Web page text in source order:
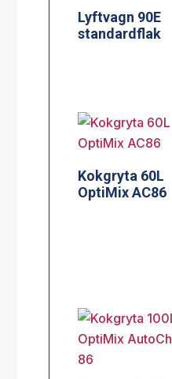
Lyftvagn 90E
standardflak
Kokgryta 60L
OptiMix AC86